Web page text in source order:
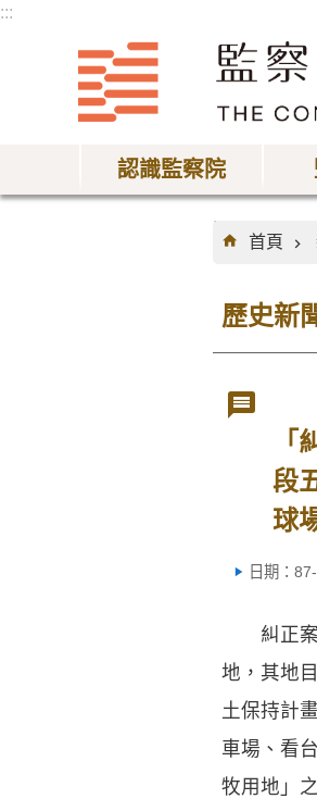
:::
認識監察院
:::
首頁
歷史新
段
球
日期：
糾正案
地，其地
土保持計
車場、看
牧用地」